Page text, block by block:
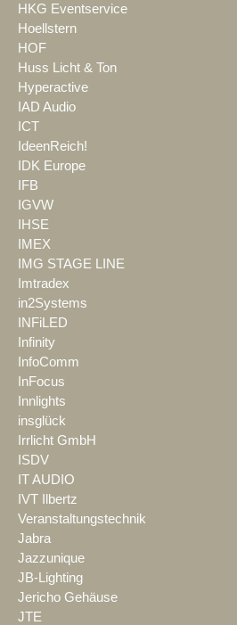
HKG Eventservice
Hoellstern
HOF
Huss Licht & Ton
Hyperactive
IAD Audio
ICT
IdeenReich!
IDK Europe
IFB
IGVW
IHSE
IMEX
IMG STAGE LINE
Imtradex
in2Systems
INFiLED
Infinity
InfoComm
InFocus
Innlights
insglück
Irrlicht GmbH
ISDV
IT AUDIO
IVT Ilbertz
Veranstaltungstechnik
Jabra
Jazzunique
JB-Lighting
Jericho Gehäuse
JTE